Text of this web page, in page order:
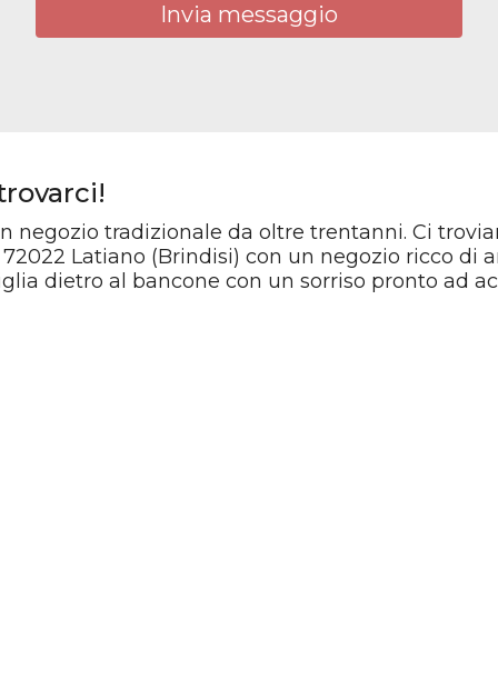
Invia messaggio
negozio tradizionale da oltre trentanni. Ci
72022 Latiano (Brindisi) con un negozio ricco di
dietro al bancone con un sorriso pronto ad